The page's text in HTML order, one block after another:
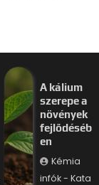
A kálium
szerepe a
növények
fejlődéséb
en
Kémia
infók - Kata